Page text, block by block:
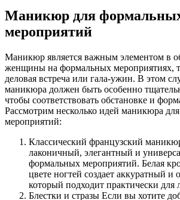
Маникюр для
мероприятий
Маникюр является важным элементом в
женщины на формальных мероприятиях,
деловая встреча или гала-ужин. В этом
маникюра должен быть особенно
чтобы соответствовать обстановке и
Рассмотрим несколько идей маникюра
мероприятий:
Классический французский
лаконичный, элегантный и
формальных мероприятий. Белая
цвете ногтей создает аккуратный и
который подходит практически для
Блестки и стразы Если вы хотите